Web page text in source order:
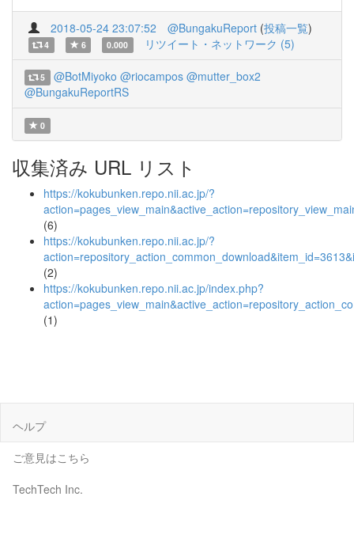
2018-05-24 23:07:52 @BungakuReport (投稿一覧)
4 6 0.000 リツイート・ネットワーク (5)
5 @BotMiyoko @riocampos @mutter_box2
@BungakuReportRS
0
収集済み URL リスト
https://kokubunken.repo.nii.ac.jp/?
(6)
https://kokubunken.repo.nii.ac.jp/?
(2)
https://kokubunken.repo.nii.ac.jp/index.php?
(1)
ヘルプ
ご意見はこちら
TechTech Inc.